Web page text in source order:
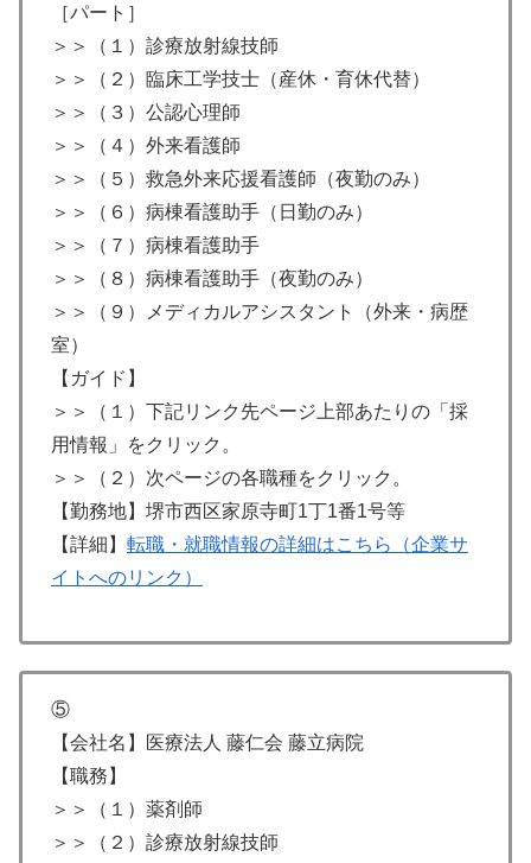
［パート］
＞＞（１）診療放射線技師
＞＞（２）臨床工学技士（産休・育休代替）
＞＞（３）公認心理師
＞＞（４）外来看護師
＞＞（５）救急外来応援看護師（夜勤のみ）
＞＞（６）病棟看護助手（日勤のみ）
＞＞（７）病棟看護助手
＞＞（８）病棟看護助手（夜勤のみ）
＞＞（９）メディカルアシスタント（外来・病歴
室）
【ガイド】
＞＞（１）下記リンク先ページ上部あたりの「採
用情報」をクリック。
＞＞（２）次ページの各職種をクリック。
【勤務地】堺市西区家原寺町1丁1番1号等
【詳細】 転職・就職情報の詳細はこちら（企業サ
イトへのリンク）
⑤
【会社名】医療法人 藤仁会 藤立病院
【職務】
＞＞（１）薬剤師
＞＞（２）診療放射線技師